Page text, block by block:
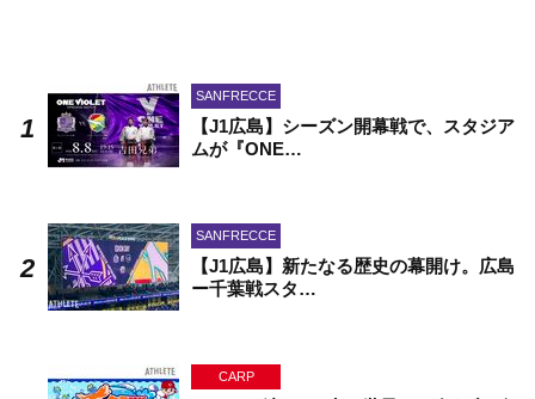
SANFRECCE
【J1広島】シーズン開幕戦で、スタジア
ムが『ONE…
SANFRECCE
【J1広島】新たなる歴史の幕開け。広島
ー千葉戦スタ…
CARP